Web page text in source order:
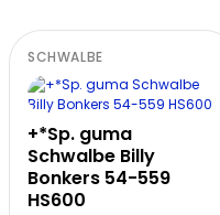
SCHWALBE
+*Sp. guma
Schwalbe Billy
Bonkers 54-559
HS600